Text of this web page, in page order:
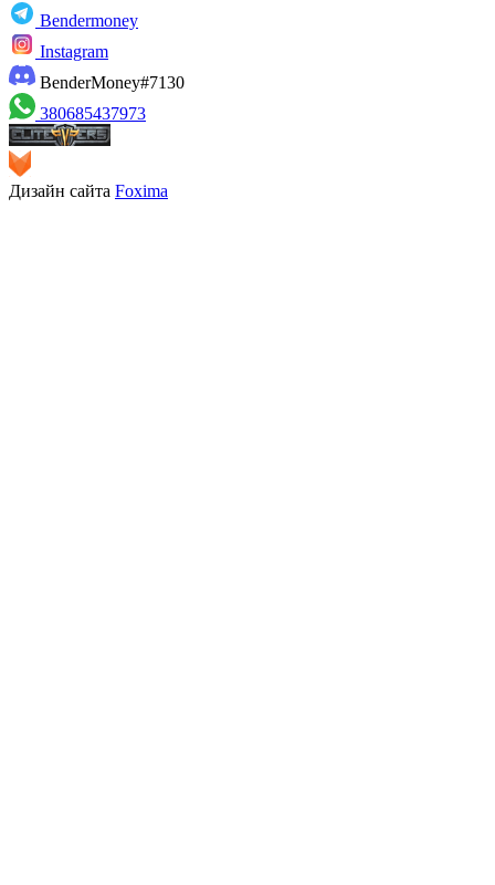
Bendermoney
Instagram
BenderMoney#7130
380685437973
Дизайн сайта Foxima